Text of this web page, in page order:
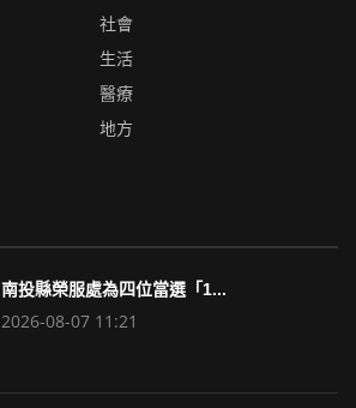
社會
生活
醫療
地方
南投縣榮服處為四位當選「1...
2026-08-07 11:21